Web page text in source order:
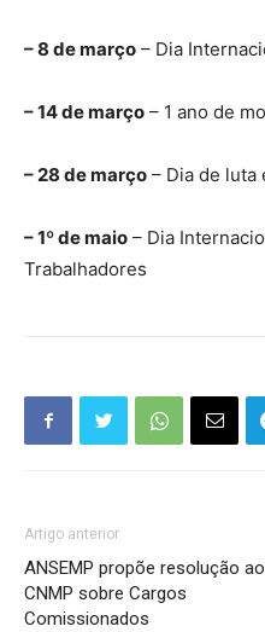
– 8 de março – Dia
– 14 de março – 1 ano de
– 28 de março – Dia de luta
– 1º de maio – Dia
Trabalhadores
Artigo anterior
ANSEMP propõe resolução ao
CNMP sobre Cargos
Comissionados